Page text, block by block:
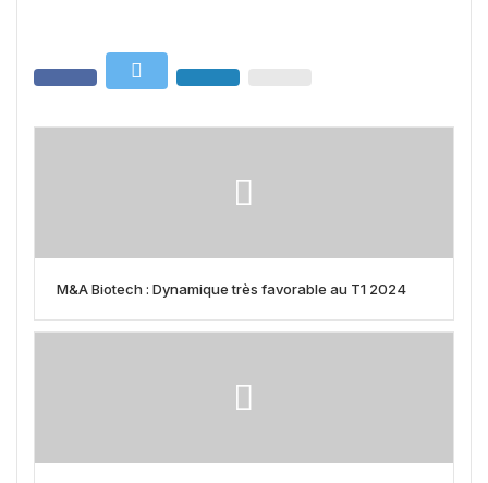
M&A Biotech : Dynamique très favorable au T1 2024